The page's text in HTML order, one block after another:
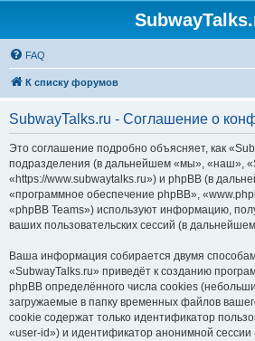
FAQ
К списку форумов
SubwayTalks.ru - Соглашение о
Это соглашение подробно объясняет, как
подразделения (в дальнейшем «мы», «наш»,
«https://www.subwaytalks.ru») и phpBB (в
«программное обеспечение phpBB»,
«phpBB Teams») используют информацию,
ваших пользовательских сессий (в
Ваша информация собирается двумя
«SubwayTalks.ru» приведёт к созданию
phpBB определённого числа cookies
загружаемые в папку временных файлов
cookie содержат только идентификатор
«user-id») и идентификатор анонимной